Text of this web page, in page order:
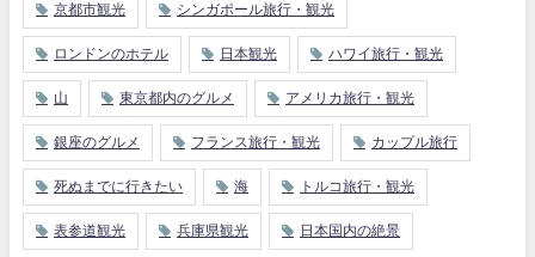
京都市観光 シンガポール旅行・観光
ロンドンのホテル 日本観光 ハワイ旅行・観光
山 東京都内のグルメ アメリカ旅行・観光
銀座のグルメ フランス旅行・観光 カップル旅行
死ぬまでに行きたい 海 トルコ旅行・観光
表参道観光 兵庫県観光 日本国内の絶景